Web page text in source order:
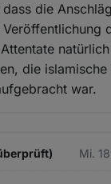
die
die
war.
Mi.